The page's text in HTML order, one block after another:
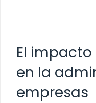
El
en la
empresas